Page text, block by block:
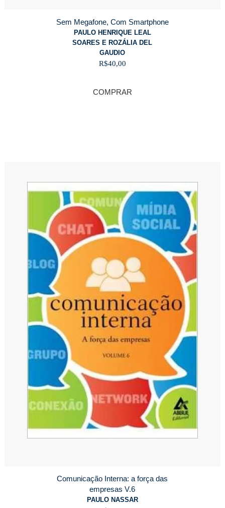
Sem Megafone, Com Smartphone
PAULO HENRIQUE LEAL
SOARES E ROZÁLIA DEL
GAUDIO
R$40,00
COMPRAR
Comunicação Interna: a força das
empresas V.6
PAULO NASSAR